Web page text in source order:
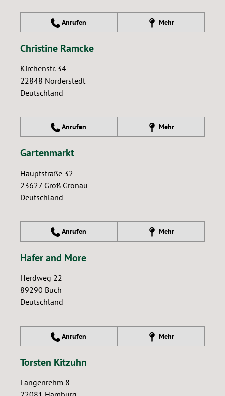
Anrufen Mehr
Christine Ramcke
Kirchenstr. 34
22848 Norderstedt
Deutschland
Anrufen Mehr
Gartenmarkt
Hauptstraße 32
23627 Groß Grönau
Deutschland
Anrufen Mehr
Hafer and More
Herdweg 22
89290 Buch
Deutschland
Anrufen Mehr
Torsten Kitzuhn
Langenrehm 8